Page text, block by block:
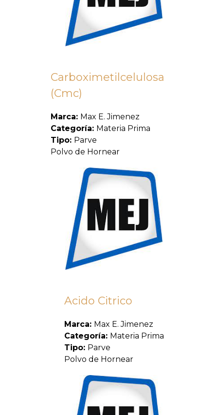
Carboximetilcelulosa
(Cmc)
Marca: Max E. Jimenez
Categoría: Materia Prima
Tipo: Parve
Polvo de Hornear
Acido Citrico
Marca: Max E. Jimenez
Categoría: Materia Prima
Tipo: Parve
Polvo de Hornear